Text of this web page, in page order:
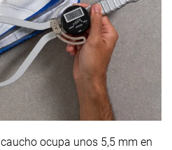
ocupa unos 5,5 mm en